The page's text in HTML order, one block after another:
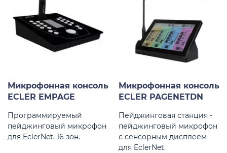
Микрофонная консоль
ECLER EMPAGE
Программируемый
пейджинговый микрофон
для EclerNet, 16 зон.
Микрофонная консоль
ECLER PAGENETDN
Пейджинговая станция -
пейджинговый микрофон
с сенсорным дисплеем
для EclerNet.